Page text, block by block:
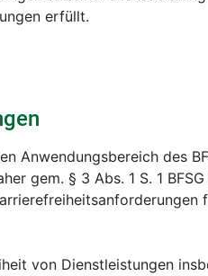
erfüllt.
Anwendungsbereich des
gem. § 3 Abs. 1 S. 1
von Dienstleistungen